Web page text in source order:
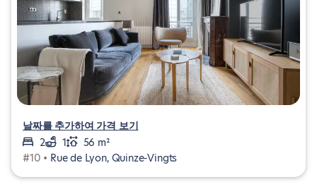
날짜를 추가하여 가격 보기
2
1
56 m²
#10 • Rue de Lyon, Quinze-Vingts